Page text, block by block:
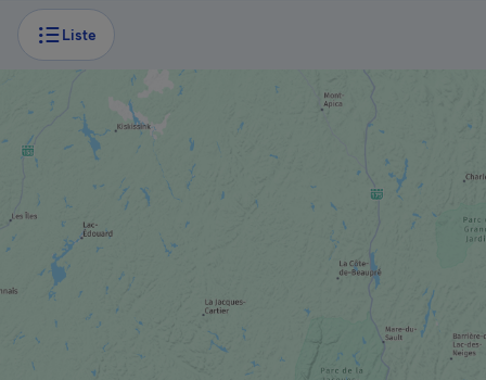
Liste
CROISIÈRE
Marina et quai des croisières
MUSÉE / SITE HISTORIQUE
Musée de la civilisation